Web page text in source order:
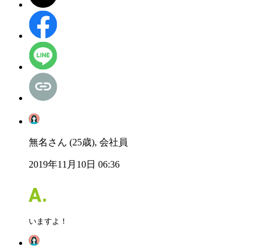
無名さん (25歳), 会社員
2019年11月10日 06:36
いますよ！